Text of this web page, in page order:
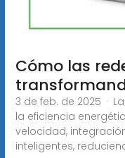
Cómo las
3 de feb. de 2025 ·
la eficiencia
velocidad,
inteligentes,